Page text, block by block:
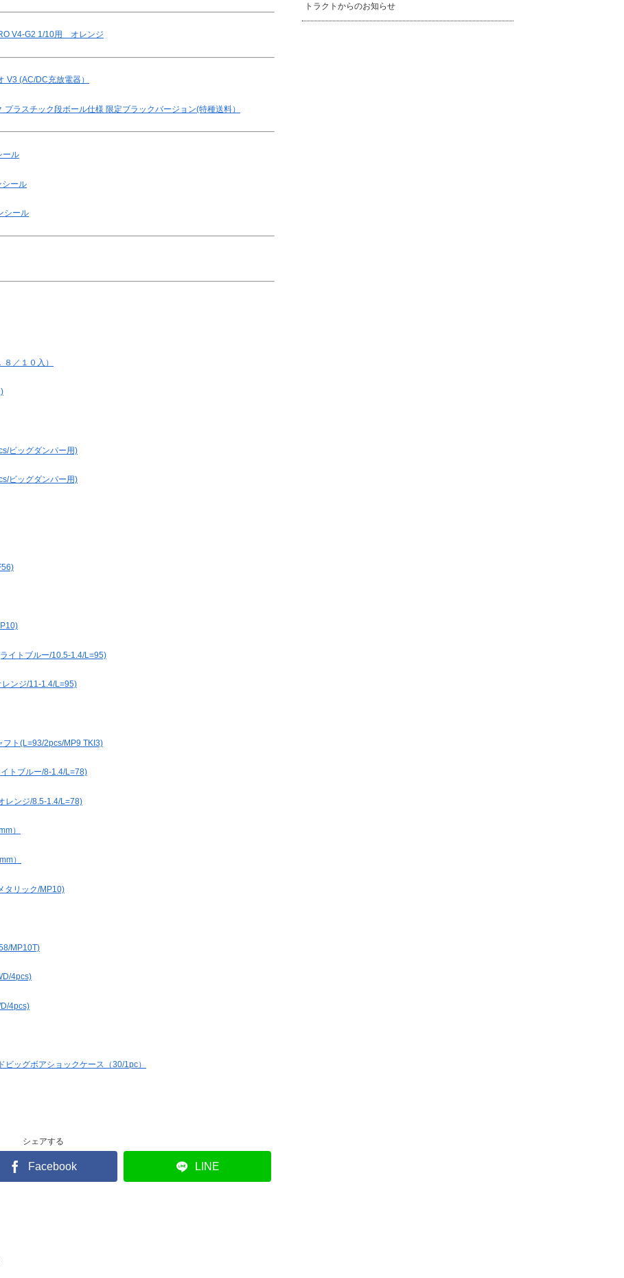
V4-G2 1/10用 オレンジ
(AC/DC充放電器）
スチック段ボール仕様 限定ブラックバージョン(特種送料）
ル
ール
ール
／１０入）
ビッグダンパー用)
ビッグダンパー用)
イトブルー/10.5-1.4/L=95)
ンジ/11-1.4/L=95)
ト(L=93/2pcs/MP9 TKI3)
トブルー/8-1.4/L=78)
ンジ/8.5-1.4/L=78)
）
）
リック/MP10)
MP10T)
4pcs)
4pcs)
ッグボアショックケース（30/1pc）
シェアする
Facebook LINE
トラクトからのお知らせ